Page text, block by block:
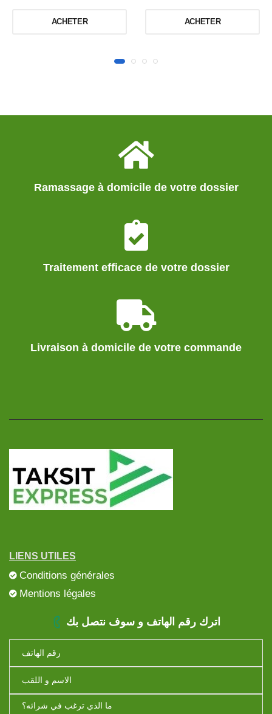
ACHETER ACHETER
Ramassage à domicile de votre dossier
Traitement efficace de votre dossier
Livraison à domicile de votre commande
LIENS UTILES
Conditions générales
Mentions légales
اترك رقم الهاتف و سوف نتصل بك